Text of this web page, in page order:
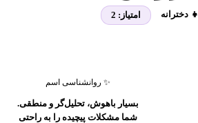
👧 دخترانه امتیاز: 2
✨ روانشناسی اسم
بسیار باهوش، تحلیل‌گر و منطقی.
شما مشکلات پیچیده را به راحتی